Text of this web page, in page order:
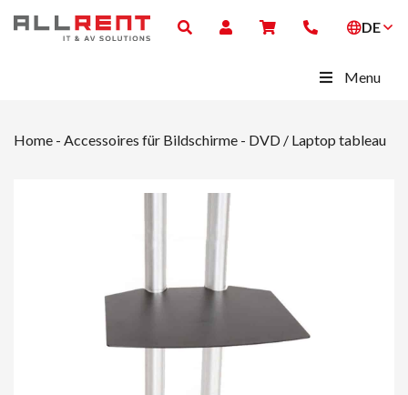
DE
Menu
Home - Accessoires für Bildschirme - DVD / Laptop tableau